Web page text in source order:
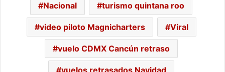
Nacional turismo quintana roo
video piloto Magnicharters Viral
vuelo CDMX Cancún retraso